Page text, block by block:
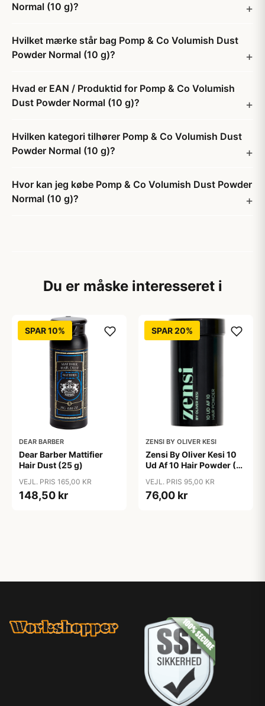
Normal (10 g)?
Hvilket mærke står bag Pomp & Co Volumish Dust
Powder Normal (10 g)?
Hvad er EAN / Produktid for Pomp & Co Volumish
Dust Powder Normal (10 g)?
Hvilken kategori tilhører Pomp & Co Volumish Dust
Powder Normal (10 g)?
Hvor kan jeg købe Pomp & Co Volumish Dust Powder
Normal (10 g)?
Du er måske interesseret i
SPAR 10%
DEAR BARBER
Dear Barber Mattifier
Hair Dust (25 g)
VEJL. PRIS 165,00 KR
148,50 kr
SPAR 20%
ZENSI BY OLIVER KESI
Zensi By Oliver Kesi 10
Ud Af 10 Hair Powder (10
VEJL. PRIS 95,00 KR
76,00 kr